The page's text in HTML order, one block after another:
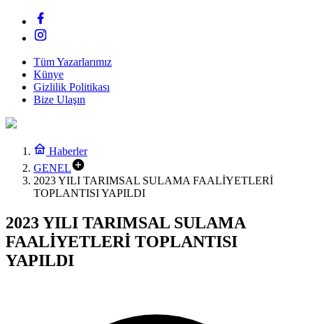
Tüm Yazarlarımız
Künye
Gizlilik Politikası
Bize Ulaşın
Haberler
GENEL
2023 YILI TARIMSAL SULAMA FAALİYETLERİ
TOPLANTISI YAPILDI
2023 YILI TARIMSAL SULAMA
FAALİYETLERİ TOPLANTISI
YAPILDI